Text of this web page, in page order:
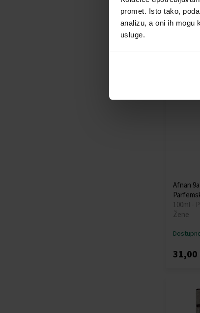
promet. Isto tako,
analizu, a oni ih mogu
usluge.
80ml -
Unisex
41,00
Afnan
100ml -
Žene
31,00